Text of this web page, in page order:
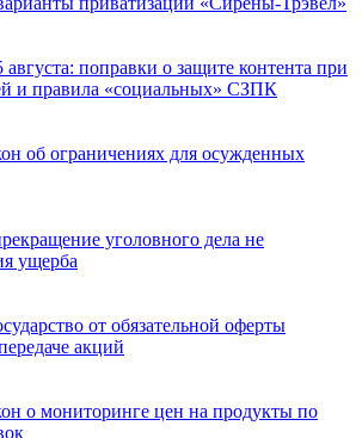
поправки о защите контента при
и правила «социальных» СЗПК
об ограничениях для осужденных
уголовного дела не
ущерба
от обязательной оферты
акций
о мониторинге цен на продукты по